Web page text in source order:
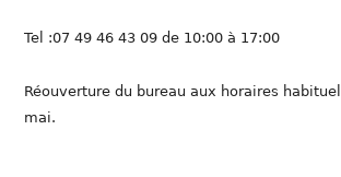
Tel :07 49 46 43 09 de 10:00 à 17:00
Réouverture du bureau aux horaires
mai.